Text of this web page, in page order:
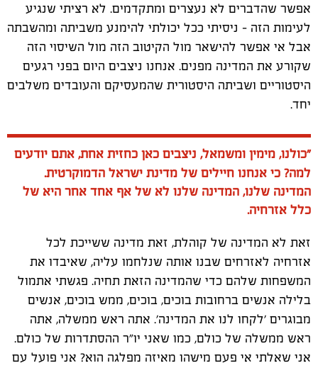
אפשר שהדברים לא נעצרים ומתקדמים. לא רציתי שנגיע
לעימות הזה - ניסיתי ככל יכולתי להימנע משביתה ומהשבתה
אבל אי אפשר להישאר מול הקיטוב הזה מול השיסוי הזה
שקורע את המדינה מפנים. אנחנו ניצבים היום בפני רגעים
היסטוריים ושביתה היסטורית שהמעסיקם והעובדים משלבים
יחד.
"כולנו, מימין ומשמאל, ניצבים כאן כחזית אחת, אתם יודעים
למה? כי אנחנו חיילים של מדינת ישראל הדמוקרטית.
המדינה שלנו, המדינה שלנו לא של אף אחד אחר היא של
כלל אזרחיה.
זאת לא המדינה של קוהלת, זאת מדינה ששייכת לכל
אזרחיה לאזרחים שבנו אותה שנלחמו עליה, שאיבדו את
המשפחות שלהם כדי שהמדינה הזאת תחיה. פגשתי אתמול
בלילה אנשים ברחובות בוכים, בוכים, ממש בוכים, אנשים
מבוגרים 'לקחו לנו את המדינה'. אתה ראש ממשלה, אתה
ראש ממשלה של כולם, כמו שאני יו"ר ההסתדרות של כולם.
אני שאלתי אי פעם מישהו מאיזה מפלגה הוא? אני פועל עם